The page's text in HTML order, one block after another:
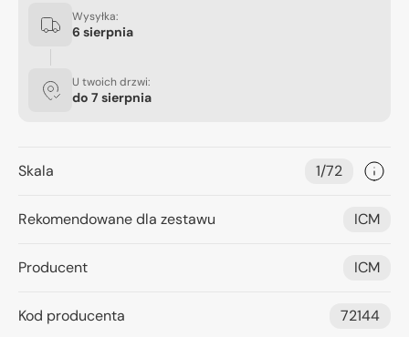
Wysyłka:
6 sierpnia
U twoich drzwi:
do 7 sierpnia
Skala 1/72
Rekomendowane dla zestawu ICM
Producent ICM
Kod producenta 72144